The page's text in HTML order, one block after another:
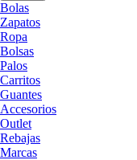
Bolas
Zapatos
Ropa
Bolsas
Palos
Carritos
Guantes
Accesorios
Outlet
Rebajas
Marcas